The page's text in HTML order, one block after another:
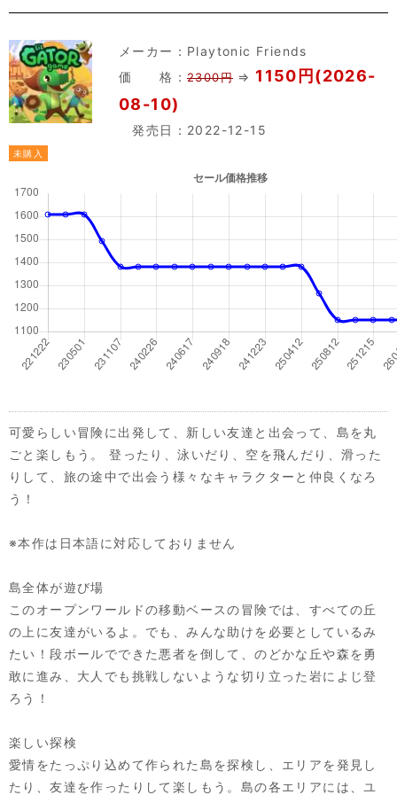
メーカー： Playtonic Friends
価 格： 2300円 ⇒ 1150円(2026-
08-10)
発売日：2022-12-15
未購入
可愛らしい冒険に出発して、新しい友達と出会って、島を丸
ごと楽しもう。 登ったり、泳いだり、空を飛んだり、滑った
りして、旅の途中で出会う様々なキャラクターと仲良くなろ
う！
※本作は日本語に対応しておりません
島全体が遊び場
このオープンワールドの移動ベースの冒険では、すべての丘
の上に友達がいるよ。でも、みんな助けを必要としているみ
たい！段ボールでできた悪者を倒して、のどかな丘や森を勇
敢に進み、大人でも挑戦しないような切り立った岩によじ登
ろう！
楽しい探検
愛情をたっぷり込めて作られた島を探検し、エリアを発見し
たり、友達を作ったりして楽しもう。島の各エリアには、ユ